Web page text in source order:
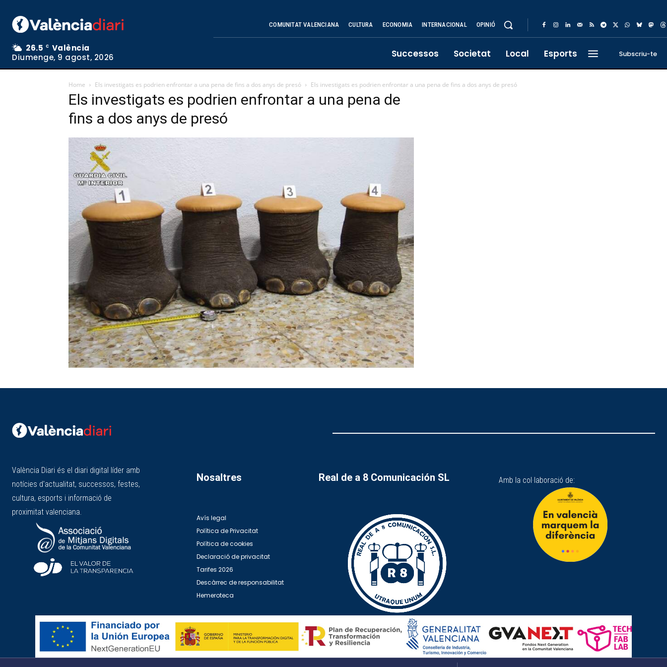
26.5 C
València
Diumenge, 9 agost, 2026
COMUNITAT VALENCIANA CULTURA ECONOMIA INTERNACIONAL OPINIÓ
Successos Societat Local Esports Subscriu-te
Home Els investigats es podrien enfrontar a una pena de fins a dos anys de presó Els investigats es podrien enfrontar a una pena de fins a dos anys de presó
Els investigats es podrien enfrontar a una pena de
fins a dos anys de presó
València Diari és el diari digital líder amb
notícies d'actualitat, successos, festes,
cultura, esports i informació de
proximitat valenciana.
Nosaltres
Avís legal
Política de Privacitat
Política de cookies
Declaració de privacitat
Tarifes 2026
Descàrrec de responsabilitat
Hemeroteca
Real de a 8 Comunicación SL Amb la col·laboració de: